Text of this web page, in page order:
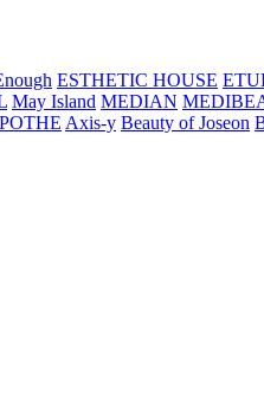
ESTHETIC HOUSE
May Island MEDIAN
Axis-y Beauty of Joseon